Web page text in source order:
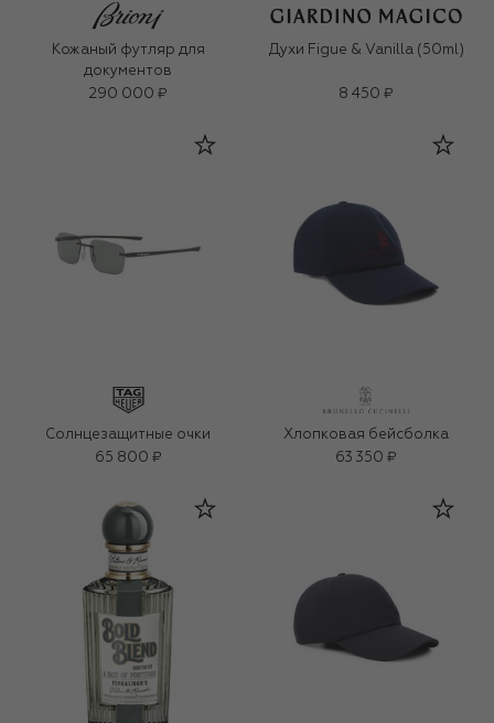
Кожаный футляр для
документов
290 000 ₽
Духи Figue & Vanilla (50ml)
8 450 ₽
Солнцезащитные очки
65 800 ₽
Хлопковая бейсболка
63 350 ₽